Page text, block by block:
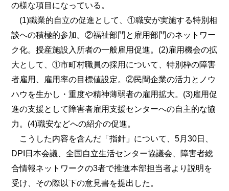
の様な項目になっている。
(1)職業的自立の促進として、①職安が実施する特別相
談への積極的参加。②福祉部門と雇用部門のネットワー
ク化。授産施設入所者の一般雇用促進。(2)雇用機会の拡
大として、①市町村職員の採用について、特別枠の障害
者雇用、雇用率の目標値設定。②民間企業の活力とノウ
ハウを生かし・重度や精神薄弱者の雇用拡大。(3)雇用促
進の支援として障害者雇用支援センターへの自主的な協
力。(4)職安などへの紹介の促進。
こうした内容を含んだ「指針」について、5月30日、
DPI日本会議、全国自立生活センター協議会、障害者総
合情報ネットワークの3者で推進本部担当者より説明を
受け、その際以下の意見書を提出した。